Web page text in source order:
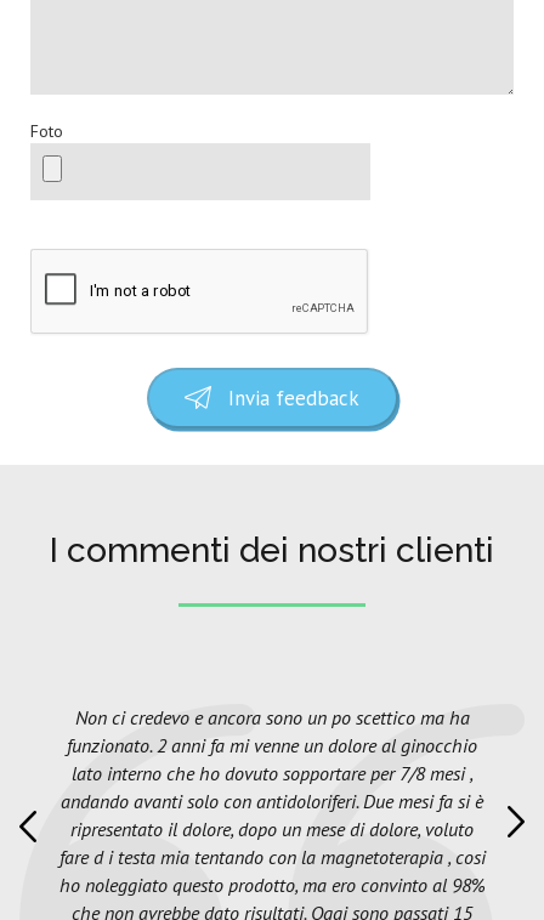
Foto
Invia feedback
I commenti dei nostri clienti
Non ci credevo e ancora sono un po scettico ma ha
funzionato. 2 anni fa mi venne un dolore al ginocchio
lato interno che ho dovuto sopportare per 7/8 mesi ,
andando avanti solo con antidoloriferi. Due mesi fa si è
ripresentato il dolore, dopo un mese di dolore, voluto
fare d i testa mia tentando con la magnetoterapia , cosi
ho noleggiato questo prodotto, ma ero convinto al 98%
che non avrebbe dato risultati. Oggi sono passati 15